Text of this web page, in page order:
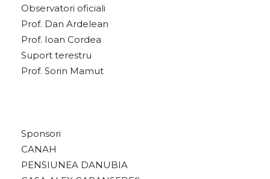
Observatori oficiali
Prof. Dan Ardelean
Prof. Ioan Cordea
Suport terestru
Prof. Sorin Mamut
Sponsori
CANAH
PENSIUNEA DANUBIA